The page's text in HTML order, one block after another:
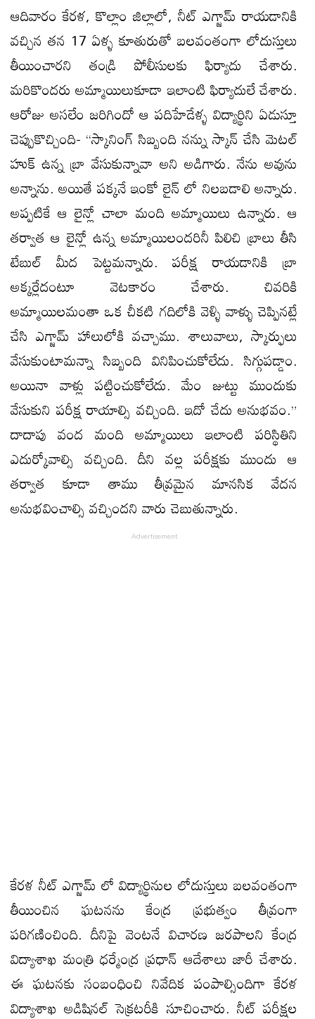
ఆదివారం కేర‌ళ‌, కొల్లాం జిల్లాలో, నీట్ ఎగ్జామ్ రాయడానికి
వచ్చిన తన 17 ఏళ్ళ కూతురుతో బలవంతంగా లోదుస్తులు
తీయించారని తండ్రి పోలీసులకు ఫిర్యాదు చేశారు.
మరికొందరు అమ్మాయిలుకూడా ఇలాంటి ఫిర్యాదులే చేశారు.
ఆరోజు అసలేం జరిగిందో ఆ పదిహేడేళ్ళ విద్యార్థిని ఏడుస్తూ
చెప్పుకొచ్చింది- “స్కానింగ్ సిబ్బంది నన్ను స్కాన్ చేసి మెటల్
హుక్ ఉన్న బ్రా వేసుకున్నావా అని అడిగారు. నేను అవును
అన్నాను. అయితే పక్కనే ఇంకో లైన్ లో నిలబడాలి అన్నారు.
అప్పటికే ఆ లైన్లో చాలా మంది అమ్మాయిలు ఉన్నారు. ఆ
తర్వాత ఆ లైన్లో ఉన్న అమ్మాయిలందరినీ పిలిచి బ్రాలు తీసి
టేబుల్ మీద పెట్టమన్నారు. పరీక్ష రాయడానికి బ్రా
అక్కర్లేదంటూ వెటకారం చేశారు. చివరికి
అమ్మాయిలమంతా ఒక చీకటి గదిలోకి వెళ్ళి వాళ్ళు చెప్పినట్లే
చేసి ఎగ్జామ్ హాలులోకి వచ్చాము. శాలువాలు, స్కార్ఫులు
వేసుకుంటామన్నా సిబ్బంది వినిపించుకోలేదు. సిగ్గుప‌డ్డాం.
అయినా వాళ్లు ప‌ట్టించుకోలేదు. మేం జుట్టు ముందుకు
వేసుకుని పరీక్ష రాయాల్సి వచ్చింది. ఇదో చేదు అనుభవం.”
దాదాపు వంద మంది అమ్మాయిలు ఇలాంటి పరిస్థితిని
ఎదుర్కోవాల్సి వచ్చింది. దీని వల్ల పరీక్షకు ముందు ఆ
తర్వాత కూడా తాము తీవ్రమైన మానసిక వేదన
అనుభవించాల్సి వచ్చిందని వారు చెబుతున్నారు.
కేరళ నీట్ ఎగ్జామ్ లో విద్యార్థినుల లోదుస్తులు బలవంతంగా
తీయించిన ఘటనను కేంద్ర ప్రభుత్వం తీవ్రంగా
పరిగణించింది. దీనిపై వెంటనే విచారణ జరపాలని కేంద్ర
విద్యాశాఖ మంత్రి ధర్మేంద్ర ప్రధాన్ ఆదేశాలు జారీ చేశారు.
ఈ ఘటనకు సంబంధించి నివేదిక పంపాల్సిందిగా కేరళ
విద్యాశాఖ అడిషినల్ సెక్రటరీకి సూచించారు. నీట్ పరీక్షల